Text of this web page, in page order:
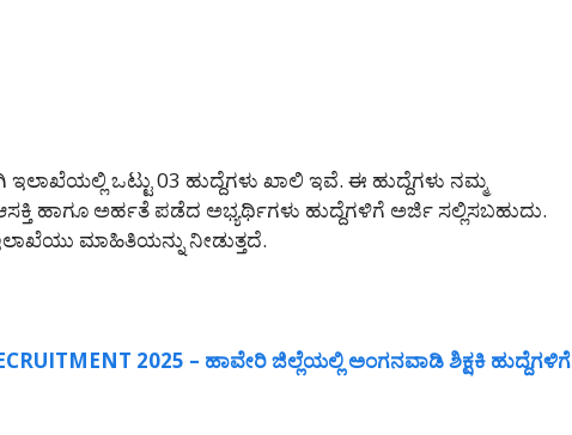
ಒಟ್ಟು 03 ಹುದ್ದೆಗಳು ಖಾಲಿ ಇವೆ. ಈ ಹುದ್ದೆಗಳು ನಮ್ಮ
ಹಾಗೂ ಅರ್ಹತೆ ಪಡೆದ ಅಭ್ಯರ್ಥಿಗಳು ಹುದ್ದೆಗಳಿಗೆ ಅರ್ಜಿ ಸಲ್ಲಿಸಬಹುದು.
ಮಾಹಿತಿಯನ್ನು ನೀಡುತ್ತದೆ.
2025 – ಹಾವೇರಿ ಜಿಲ್ಲೆಯಲ್ಲಿ ಅಂಗನವಾಡಿ ಶಿಕ್ಷಕಿ ಹುದ್ದೆಗಳಿಗೆ